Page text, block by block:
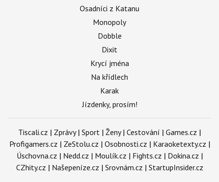
Osadníci z Katanu
Monopoly
Dobble
Dixit
Krycí jména
Na křídlech
Karak
Jízdenky, prosím!
Tiscali.cz | Zprávy| Sport | Ženy| Cestování | Games.cz |
Profigamers.cz | ZeStolu.cz | Osobnosti.cz | Karaoketexty.cz |
Úschovna.cz | Nedd.cz | Moulík.cz | Fights.cz | Dokina.cz |
CZhity.cz | Našepeníze.cz | Srovnám.cz | StartupInsider.cz